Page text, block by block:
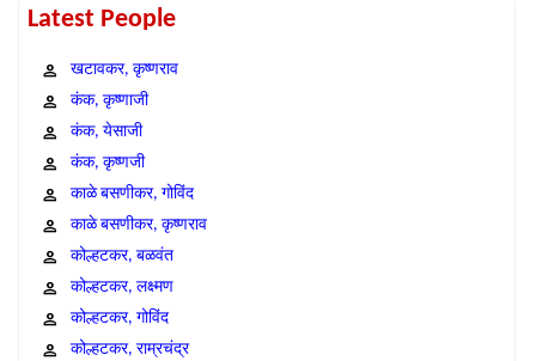
Latest People
खटावकर, कृष्णराव
कंक, कृष्णाजी
कंक, येसाजी
कंक, कृष्णजी
काळे बसणीकर, गोविंद
काळे बसणीकर, कृष्णराव
कोल्हटकर, बळवंत
कोल्हटकर, लक्ष्मण
कोल्हटकर, गोविंद
कोल्हटकर, राम्रचंद्र